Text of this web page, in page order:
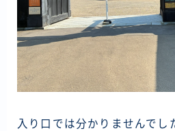
入り口では分かりませんでし